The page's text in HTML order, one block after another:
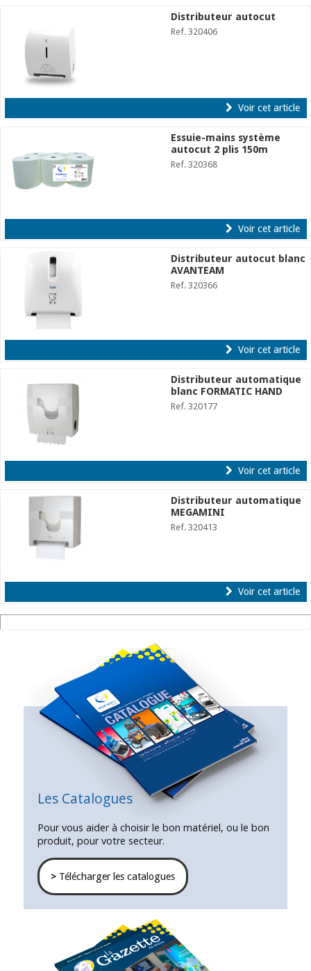
Distributeur autocut
Ref. 320406
Voir cet article
Essuie-mains système
autocut 2 plis 150m
Ref. 320368
Voir cet article
Distributeur autocut blanc
AVANTEAM
Ref. 320366
Voir cet article
Distributeur automatique
blanc FORMATIC HAND
Ref. 320177
Voir cet article
Distributeur automatique
MEGAMINI
Ref. 320413
Voir cet article
Les Catalogues
Pour vous aider à choisir le bon matériel, ou le bon
produit, pour votre secteur.
>Télécharger les catalogues